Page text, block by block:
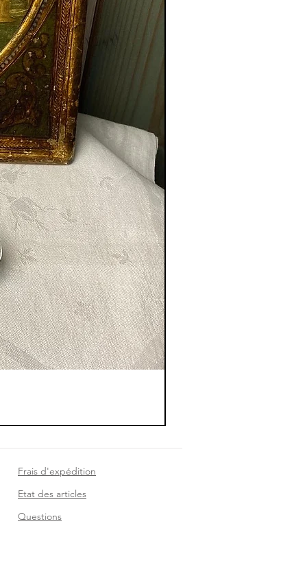
Frais d'expédition
Etat des articles
Questions